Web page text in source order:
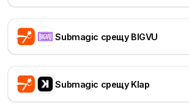
Submagic срещу BIGVU
Submagic срещу Klap